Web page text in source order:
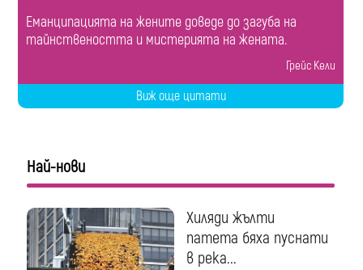
Еманципацията на жените доведе до загуба на
тайнствеността и мистерията на жената.
Грейс Кели
Виж още цитати
Най-нови
Хиляди жълти
патета бяха пуснати
в река...